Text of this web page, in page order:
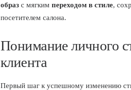
образ с мягким переходом в стиле,
посетителем салона.
Понимание личного
клиента
Первый шаг к успешному изменению